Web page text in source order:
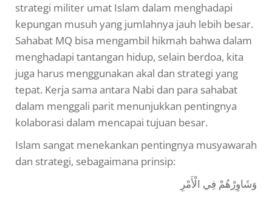
strategi militer umat Islam dalam menghadapi
kepungan musuh yang jumlahnya jauh lebih besar.
Sahabat MQ bisa mengambil hikmah bahwa dalam
menghadapi tantangan hidup, selain berdoa, kita
juga harus menggunakan akal dan strategi yang
tepat. Kerja sama antara Nabi dan para sahabat
dalam menggali parit menunjukkan pentingnya
kolaborasi dalam mencapai tujuan besar.
Islam sangat menekankan pentingnya musyawarah
dan strategi, sebagaimana prinsip:
وَشَاوِرْهُمْ فِي الْأَمْرِ